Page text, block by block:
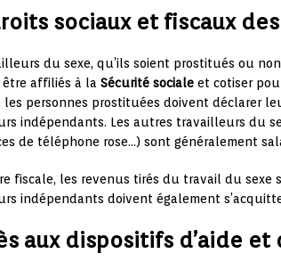
sociaux et fiscaux
du sexe, qu’ils soient prostitués ou
affiliés à la Sécurité sociale et cotiser
les personnes prostituées doivent déclarer
indépendants. Les autres travailleurs du
de téléphone rose…) sont généralement
fiscale, les revenus tirés du travail du sexe
indépendants doivent également
aux dispositifs d’aide